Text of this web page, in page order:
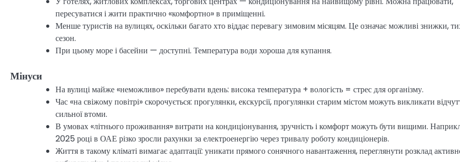
пересуватися і жити практично «комфортно» в приміщенні.
Менше туристів на вулицях, оскільки багато хто віддає перевагу зимовим місяцям. Це означає можливі знижки,
сезон.
При цьому море і басейни — доступні. Температура води хороша для купання.
Мінуси
На вулиці майже «неможливо» перебувати вдень: висока температура + вологість = стрес для організму.
Час «на свіжому повітрі» скорочується: прогулянки, екскурсії, прогулянки старим містом можуть викликати
сильної втоми.
В умовах «літнього проживання» витрати на кондиціонування, зручність і комфорт можуть бути вищими.
2025 році в ОАЕ різко зросли рахунки за електроенергію через тривалу роботу кондиціонерів.
Життя в такому кліматі вимагає адаптації: уникати прямого сонячного навантаження, переглянути розклад